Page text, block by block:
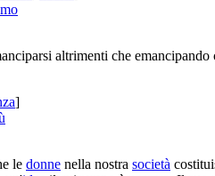
altrimenti che
]
le donne nella nostra società